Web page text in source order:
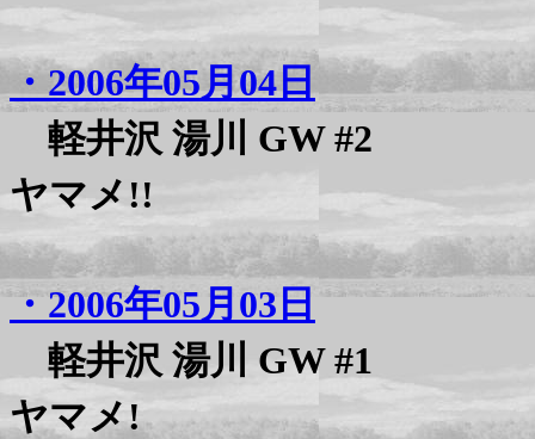
・2006年05月04日
軽井沢 湯川 GW #2
ヤマメ!!
・2006年05月03日
軽井沢 湯川 GW #1
ヤマメ!